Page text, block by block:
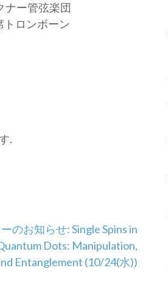
ナー管弦楽団
トロンボーン
.
のお知らせ: Single Spins in
Dots: Manipulation,
Entanglement (10/24(水))